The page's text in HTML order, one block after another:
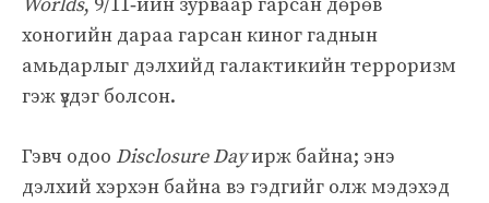
хоногийн дараа гарсан киног гаднын
амьдарлыг дэлхийд галактикийн терроризм
гэж үздэг болсон.
Гэвч одоо Disclosure Dayирж байна; энэ
дэлхий хэрхэн байна вэ гэдгийг олж мэдэхэд